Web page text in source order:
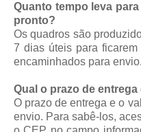
Quanto tempo leva
pronto?
Os quadros são
7 dias úteis para
encaminhados para envio.
Qual o prazo de
O prazo de entrega e o
envio. Para sabê-los,